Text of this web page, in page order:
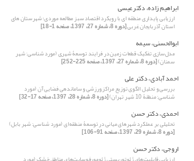
ابراهیم زاده، دکترعیسی
ارزیابی پایداری منطقه ای با رویکرد اقتصاد سبز مطالعه موردی؛ شهرستان های
استان آذربایجان غربی[دوره 8، شماره 27، 1397، صفحه 1-18]
ابوالحسنی، سیمه
مدل‌سازی تفکیک قطعات زمین در فرایند توسعۀ شهری (مورد شناسی: شهر
سمنان)[دوره 8، شماره 27، 1397، صفحه 225-252]
احمد آبادی، دکتر علی
بررسی و تحلیل الگوی توزیع مراکز ورزشی و ساماندهی فضایی آن (مورد
شناسی: منطقۀ 10 شهر تهران) [دوره 8، شماره 28، 1397، صفحه 17-32]
احمدی، دکتر حسن
تحلیلی بر عملکرد شهرهای میانی در توسعۀ منطقه‌ای (مورد شناسی: شهر بابل)
[دوره 8، شماره 29، 1397، صفحه 91-106]
اروجی، دکتر حسن